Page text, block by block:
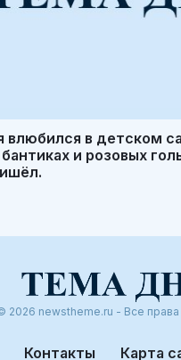
влюбился в детском
и розовых
2026 newstheme.ru - Все
Контакты Карта